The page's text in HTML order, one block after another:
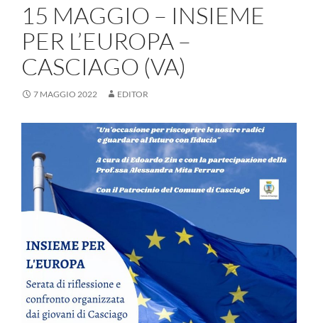
15 MAGGIO – INSIEME
PER L’EUROPA –
CASCIAGO (VA)
7 MAGGIO 2022 EDITOR